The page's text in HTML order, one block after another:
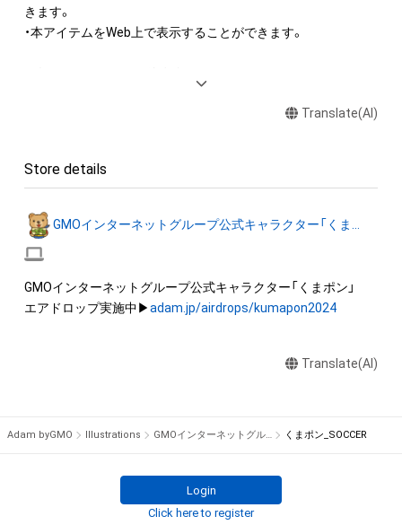
きます。
・本アイテムをWeb上で表示することができます。
・本アイテムを印刷し公衆に向けて展示、販売、譲渡、貸与、頒布
・本アイテムに関する創作物（画像および映像、音楽、商標または
産権（著作権、特許権、実用新案権、商標権、意匠権その他の知的
財産権（それらの権利を取得し、又はそれらの権利につき登録等
を出願する権利を含みます。）を意味します。）は、本アイテムの
作成者または第三者のライセンス保有者によって保護されてい
ます。そのため、本アイテムを保有していたとしても、本アイテ
・本アイテムの作成者または第三者のライセンス保有者からの
成者または第三者のライセンス保有者が不適切であると判断し
た場合、利用をお断りさせていただきます。
Translate(AI)
Store details
GMOインターネットグループ公式キャラクター「くまポン」
エアドロップ実施中▶adam.jp/airdrops/kumapon2024
Translate(AI)
Adam byGMO Illustrations GMOインターネットグループ公式キャラクター「くまポン」 くまポン_SOCCER
Login
Click here to register